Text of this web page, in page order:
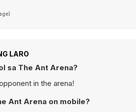
LARO
sa The Ant Arena?
in the arena!
Ant Arena on mobile?